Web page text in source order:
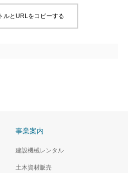
ルとURLをコピーする
事業案内
建設機械レンタル
土木資材販売